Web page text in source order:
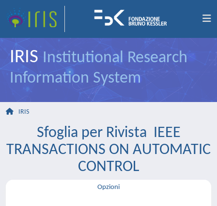
IRIS Institutional Research
Information System
IRIS
Sfoglia per Rivista IEEE
TRANSACTIONS ON AUTOMATIC
CONTROL
Opzioni